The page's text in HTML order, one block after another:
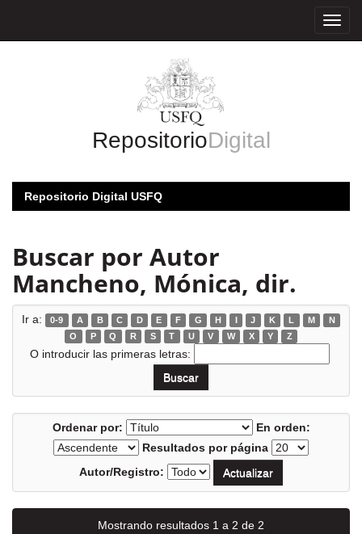
RepositorioDigital
Repositorio Digital USFQ
Buscar por Autor
Mancheno, Mónica, dir.
Ir a: 0-9 A B C D E F G H I J K L M
N
O
P Q R S T U V W X Y Z
O introducir las primeras letras:
Ordenar por:
En orden:
Resultados por página
Autor/Registro:
Mostrando resultados 1 a 2 de 2